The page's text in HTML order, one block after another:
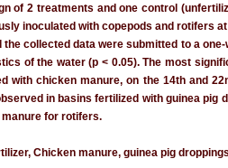
of 2 treatments and one control
inoculated with copepods and rotifers
collected data were submitted to a
of the water (p < 0.05). The most
with chicken manure, on the 14th and
in basins fertilized with guinea
for rotifers.
Chicken manure, guinea pig